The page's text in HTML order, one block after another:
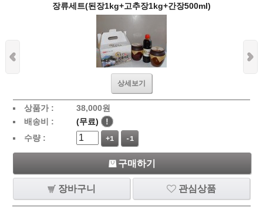
장류세트(된장1kg+고추장1kg+간장500ml)
상세보기
상품가 : 38,000원
배송비 :
(무료)
!
수량 :
+1 -1
구매하기
장바구니 관심상품